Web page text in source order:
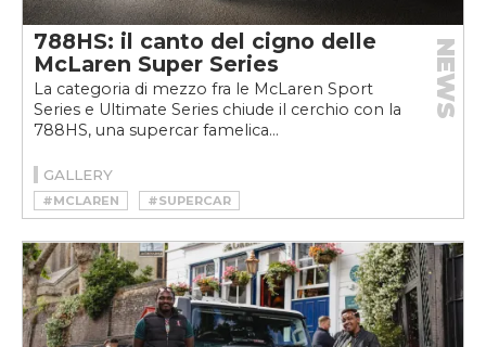
788HS: il canto del cigno delle
McLaren Super Series
La categoria di mezzo fra le McLaren Sport
Series e Ultimate Series chiude il cerchio con la
788HS, una supercar famelica...
NEWS
GALLERY
#MCLAREN #SUPERCAR